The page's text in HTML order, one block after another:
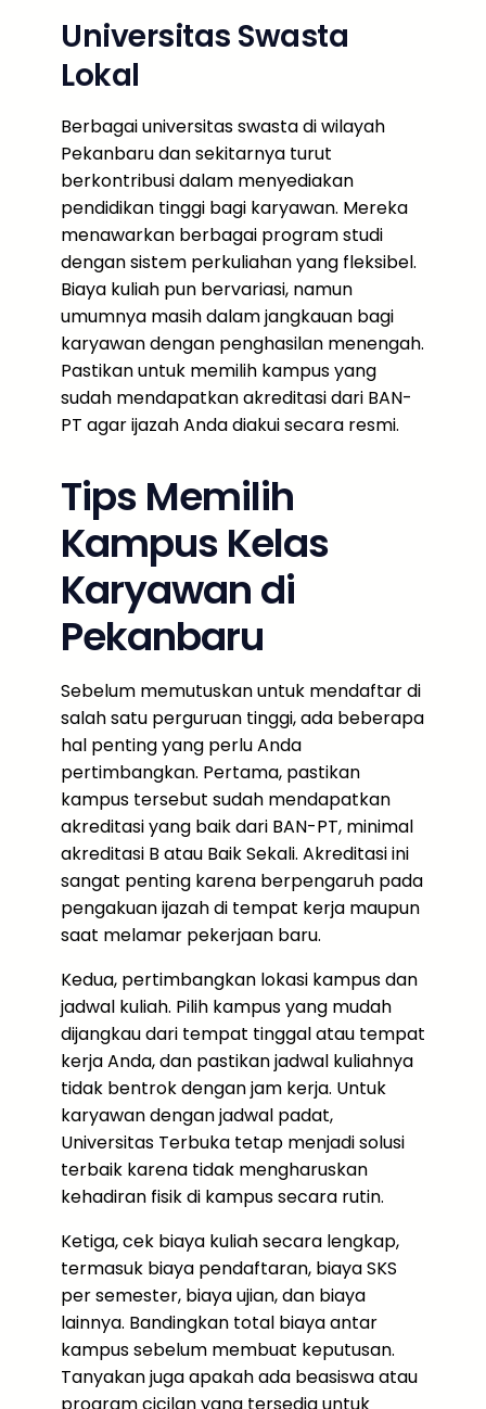
Universitas Swasta
Lokal
Berbagai universitas swasta di wilayah
Pekanbaru dan sekitarnya turut
berkontribusi dalam menyediakan
pendidikan tinggi bagi karyawan. Mereka
menawarkan berbagai program studi
dengan sistem perkuliahan yang fleksibel.
Biaya kuliah pun bervariasi, namun
umumnya masih dalam jangkauan bagi
karyawan dengan penghasilan menengah.
Pastikan untuk memilih kampus yang
sudah mendapatkan akreditasi dari BAN-
PT agar ijazah Anda diakui secara resmi.
Tips Memilih
Kampus Kelas
Karyawan di
Pekanbaru
Sebelum memutuskan untuk mendaftar di
salah satu perguruan tinggi, ada beberapa
hal penting yang perlu Anda
pertimbangkan. Pertama, pastikan
kampus tersebut sudah mendapatkan
akreditasi yang baik dari BAN-PT, minimal
akreditasi B atau Baik Sekali. Akreditasi ini
sangat penting karena berpengaruh pada
pengakuan ijazah di tempat kerja maupun
saat melamar pekerjaan baru.
Kedua, pertimbangkan lokasi kampus dan
jadwal kuliah. Pilih kampus yang mudah
dijangkau dari tempat tinggal atau tempat
kerja Anda, dan pastikan jadwal kuliahnya
tidak bentrok dengan jam kerja. Untuk
karyawan dengan jadwal padat,
Universitas Terbuka tetap menjadi solusi
terbaik karena tidak mengharuskan
kehadiran fisik di kampus secara rutin.
Ketiga, cek biaya kuliah secara lengkap,
termasuk biaya pendaftaran, biaya SKS
per semester, biaya ujian, dan biaya
lainnya. Bandingkan total biaya antar
kampus sebelum membuat keputusan.
Tanyakan juga apakah ada beasiswa atau